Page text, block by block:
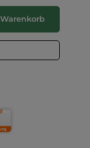
benutze die